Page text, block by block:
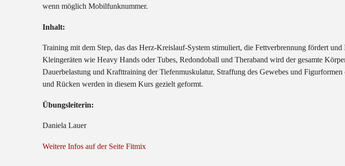
wenn möglich Mobilfunknummer.
Inhalt:
Training mit dem Step, das das Herz-Kreislauf-System stimuliert, die Fettverbrennung fördert
Kleingeräten wie Heavy Hands oder Tubes, Redondoball und Theraband wird der gesamte
Dauerbelastung und Krafttraining der Tiefenmuskulatur, Straffung des Gewebes und
und Rücken werden in diesem Kurs gezielt geformt.
Übungsleiterin:
Daniela Lauer
Weitere Infos auf der Seite Fitmix